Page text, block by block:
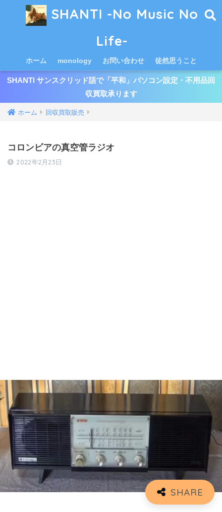
SHANTI -No Music No
Life-
ホーム monology お問い合わせ 徒然思うこと
SHANTI サンスクリッド語で「平和」パソコン設定・不用品回
収買取承ります
ホーム 回収買取販売
コロンビアの真空管ラジオ
2022年2月23日